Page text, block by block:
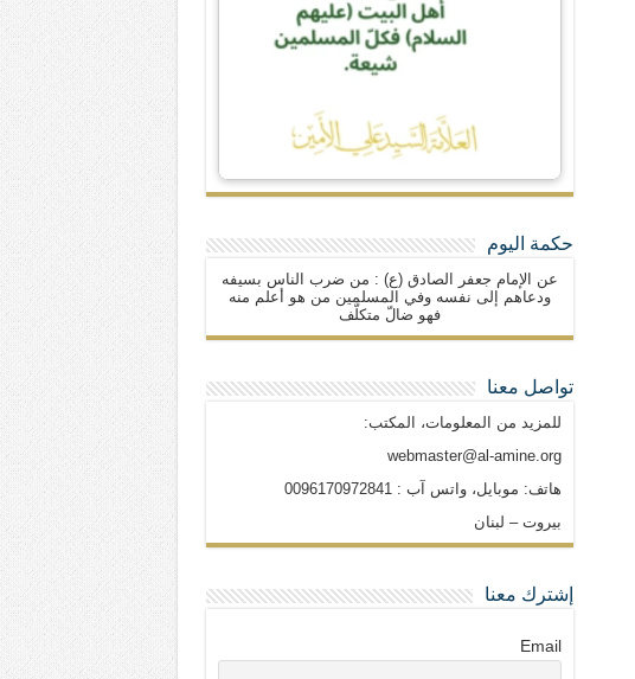
حكمة اليوم
عن الإمام جعفر الصادق (ع) : من ضرب الناس بسيفه
ودعاهم إلى نفسه وفي المسلمين من هو أعلم منه
فهو ضالّ متكلّف
تواصل معنا
للمزيد من المعلومات، المكتب:
webmaster@al-amine.org
هاتف: موبايل، واتس آب : 0096170972841
بيروت – لبنان
إشترك معنا
Email